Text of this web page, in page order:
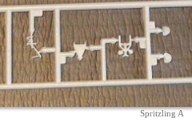
Spritzling A